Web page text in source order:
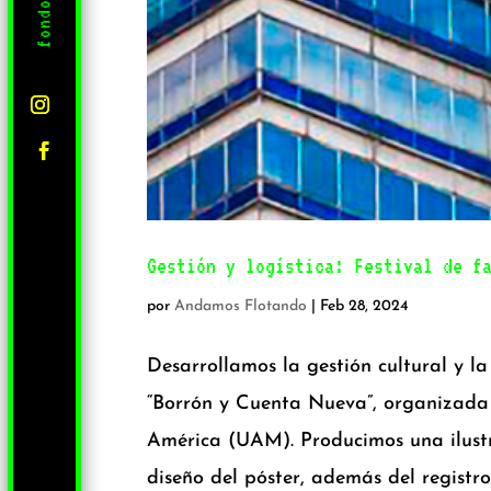
Gestión y logística: Festival de
porAndamos Flotando Feb 28, 2024
Desarrollamos la gestión cultural y
“Borrón y Cuenta Nueva”,
América (UAM). Producimos una
diseño del póster, además del